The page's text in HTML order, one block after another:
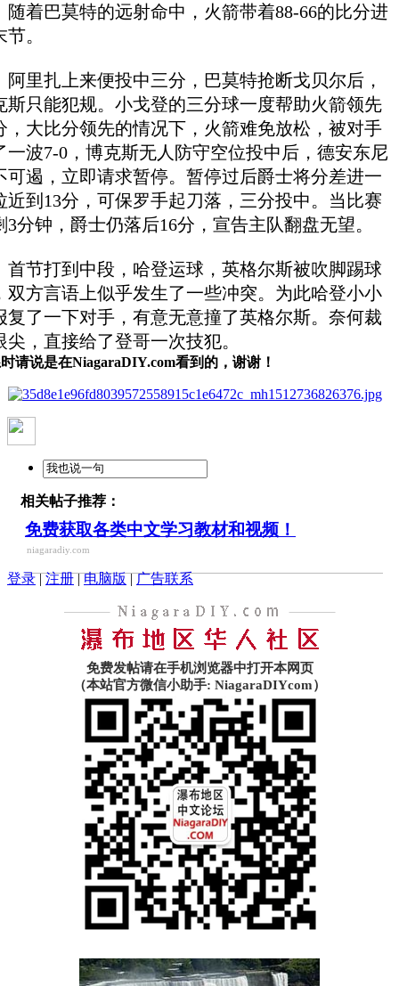
随着巴莫特的远射命中，火箭带着88-66的比分进
。
扎上来便投中三分，巴莫特抢断戈贝尔后，
斯只能犯规。小戈登的三分球一度帮助火箭领先
，大比分领先的情况下，火箭难免放松，被对手
一波7-0，博克斯无人防守空位投中后，德安东尼
可遏，立即请求暂停。暂停过后爵士将分差进一
近到13分，可保罗手起刀落，三分投中。当比赛
3分钟，爵士仍落后16分，宣告主队翻盘无望。
打到中段，哈登运球，英格尔斯被吹脚踢球
双方言语上似乎发生了一些冲突。为此哈登小小
复了一下对手，有意无意撞了英格尔斯。奈何裁
尖，直接给了登哥一次技犯。
请说是在NiagaraDIY.com看到的，谢谢！
相关帖子推荐：
免费获取各类中文学习教材和视频！
niagaradiy.com
登录|注册|电脑版|广告联系
免费发帖请在手机浏览器中打开本网页
（本站官方微信小助手: NiagaraDIYcom）